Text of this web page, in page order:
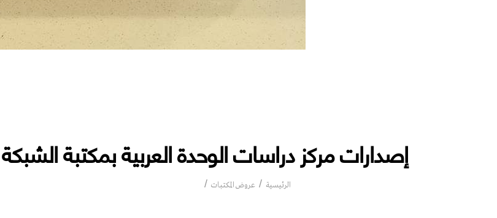
إصدارات مركز دراسات الوحدة العربية بمكتبة
الرئيسية عروض المكتبات